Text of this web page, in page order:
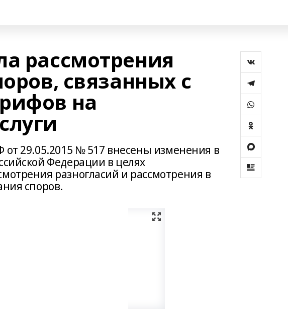
рассмотрения
связанных с
на
от 29.05.2015 № 517 внесены изменения в
Федерации в целях
разногласий и рассмотрения в
споров.